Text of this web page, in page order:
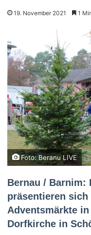
19. November 2021 1
Foto: Beranu LIVE
Bernau /
präsentieren
Adventsmärkte
Dorfkirche in